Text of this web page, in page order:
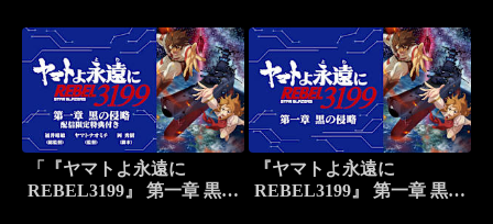
「『ヤマトよ永遠に
REBEL3199』 第一章 黒の
『ヤマトよ永遠に
REBEL3199』 第一章 黒の